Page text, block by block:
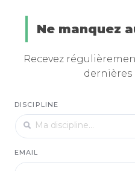
Ne manquez
Recevez
dernières
DISCIPLINE
EMAIL